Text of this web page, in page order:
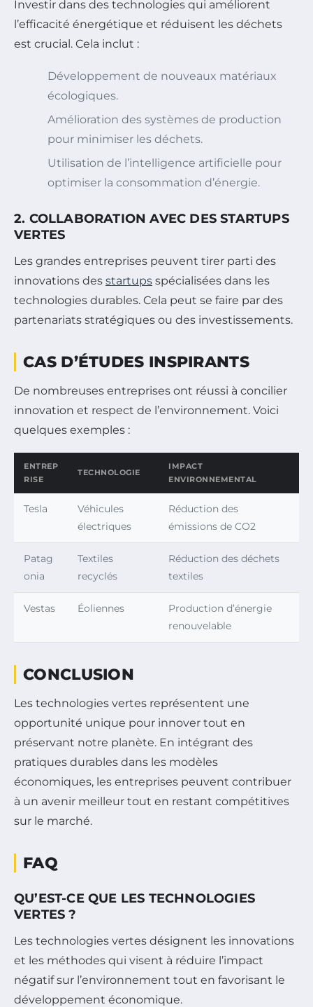
Investir dans des technologies qui améliorent
l’efficacité énergétique et réduisent les déchets
est crucial. Cela inclut :
Développement de nouveaux matériaux
écologiques.
Amélioration des systèmes de production
pour minimiser les déchets.
Utilisation de l’intelligence artificielle pour
optimiser la consommation d’énergie.
2. COLLABORATION AVEC DES STARTUPS
VERTES
Les grandes entreprises peuvent tirer parti des
innovations des startups spécialisées dans les
technologies durables. Cela peut se faire par des
partenariats stratégiques ou des investissements.
CAS D’ÉTUDES INSPIRANTS
De nombreuses entreprises ont réussi à concilier
innovation et respect de l’environnement. Voici
quelques exemples :
ENTREP
RISE
TECHNOLOGIE
IMPACT
ENVIRONNEMENTAL
Tesla
Véhicules
électriques
Réduction des
émissions de CO2
Patag
onia
Textiles
recyclés
Réduction des déchets
textiles
Vestas Éoliennes
Production d’énergie
renouvelable
CONCLUSION
Les technologies vertes représentent une
opportunité unique pour innover tout en
préservant notre planète. En intégrant des
pratiques durables dans les modèles
économiques, les entreprises peuvent contribuer
à un avenir meilleur tout en restant compétitives
sur le marché.
FAQ
QU’EST-CE QUE LES TECHNOLOGIES
VERTES ?
Les technologies vertes désignent les innovations
et les méthodes qui visent à réduire l’impact
négatif sur l’environnement tout en favorisant le
développement économique.